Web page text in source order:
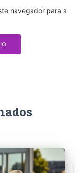
navegador para a